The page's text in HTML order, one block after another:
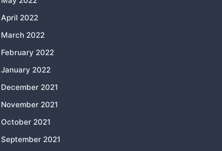
April 2022
March 2022
February 2022
January 2022
December 2021
November 2021
October 2021
September 2021